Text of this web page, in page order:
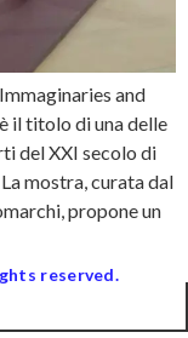
and
il titolo di una delle
del XXI secolo di
mostra, curata dal
propone un
reserved.